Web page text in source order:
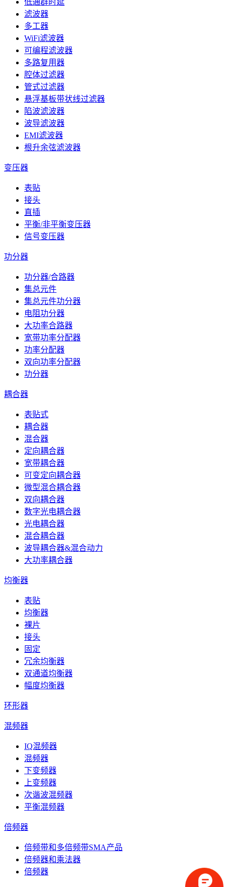
低通群时延
滤波器
多工器
WiFi滤波器
可编程滤波器
多路复用器
腔体过滤器
管式过滤器
悬浮基板带状线过滤器
陷波滤波器
波导滤波器
EMI滤波器
根升余弦滤波器
变压器
表贴
接头
直插
平衡/非平衡变压器
信号变压器
功分器
功分器/合路器
集总元件
集总元件功分器
电阻功分器
大功率合路器
宽带功率分配器
功率分配器
双向功率分配器
功分器
耦合器
表贴式
耦合器
混合器
定向耦合器
宽带耦合器
可变定向耦合器
微型混合耦合器
双向耦合器
数字光电耦合器
光电耦合器
混合耦合器
波导耦合器&混合动力
大功率耦合器
均衡器
表贴
均衡器
裸片
接头
固定
冗余均衡器
双通道均衡器
幅度均衡器
环形器
混频器
IQ混频器
混频器
下变频器
上变频器
次谐波混频器
平衡混频器
倍频器
倍频带和多倍频带SMA产品
倍频器和乘法器
倍频器